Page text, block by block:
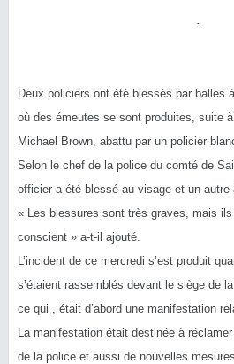
Deux policiers ont été blessés par balles
où des émeutes se sont produites, suite à
Michael Brown, abattu par un policier
Selon le chef de la police du comté de
officier a été blessé au visage et un autre
« Les blessures sont très graves, mais
conscient » a-t-il ajouté.
L’incident de ce mercredi s’est produit
s’étaient rassemblés devant le siège de
ce qui , était d’abord une manifestation
La manifestation était destinée à
de la police et aussi de nouvelles